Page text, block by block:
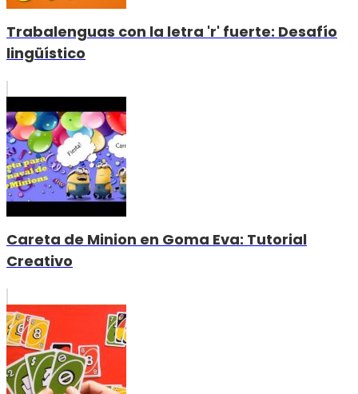
Trabalenguas con la letra 'r' fuerte: Desafío
lingüístico
Careta de Minion en Goma Eva: Tutorial
Creativo